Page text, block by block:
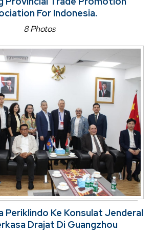
For Indonesia.
8 Photos
Periklindo Ke Konsulat Jenderal
Drajat Di Guangzhou